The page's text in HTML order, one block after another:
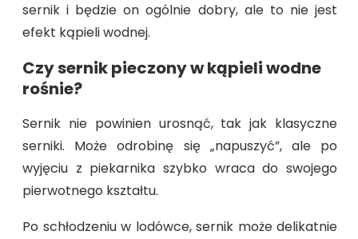
sernik i będzie on ogólnie dobry, ale to nie jest
efekt kąpieli wodnej.
Czy sernik pieczony w kąpieli wodne
rośnie?
Sernik nie powinien urosnąć, tak jak klasyczne
serniki. Może odrobinę się „napuszyć”, ale po
wyjęciu z piekarnika szybko wraca do swojego
pierwotnego kształtu.
Po schłodzeniu w lodówce, sernik może delikatnie